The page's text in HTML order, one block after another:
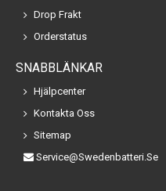
Drop Frakt
Orderstatus
SNABBLÄNKAR
Hjälpcenter
Kontakta Oss
Sitemap
Service@swedenbatteri.se